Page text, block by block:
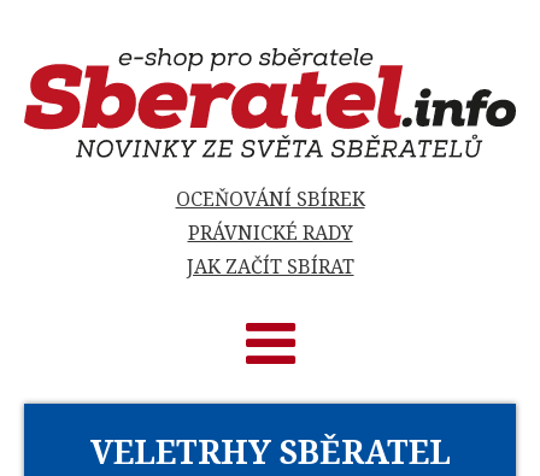
OCEŇOVÁNÍ SBÍREK
PRÁVNICKÉ RADY
JAK ZAČÍT SBÍRAT
VELETRHY SBĚRATEL